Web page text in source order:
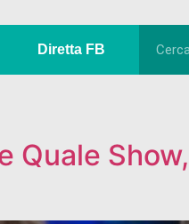
Diretta FB
Quale